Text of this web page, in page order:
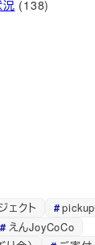
況 (138)
ェクト pickup
えんJoyCoCo